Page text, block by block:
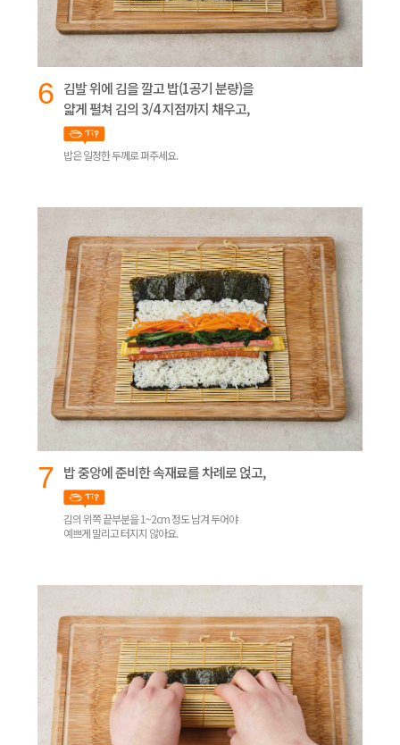
6 김발 위에 김을 깔고 밥(1공기 분량)을
얇게 펼쳐 김의 3/4 지점까지 채우고,
밥은 일정한 두께로 펴주세요.
7 밥 중앙에 준비한 속재료를 차례로 얹고,
김의 위쪽 끝부분을 1~2cm 정도 남겨 두어야
예쁘게 말리고 터지지 않아요.